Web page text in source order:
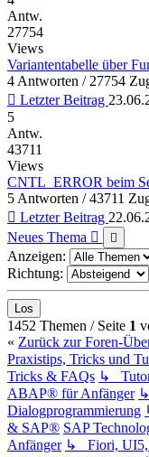
Antw.
27754
Views
Variantentabelle über
4 Antworten / 27754
Letzter Beitrag
5
Antw.
43711
Views
CNTL_ERROR beim
5 Antworten / 43711
Letzter Beitrag
Neues Thema
Anzeigen:
Richtung:
1452 Themen / Seite 1
« Zurück zur Foren-
Praxistips, Tricks und
Tricks & FAQs ↳
ABAP® für Anfänger
Dialogprogrammierung
& SAP® SAP
Anfänger ↳ Fiori, UI5,